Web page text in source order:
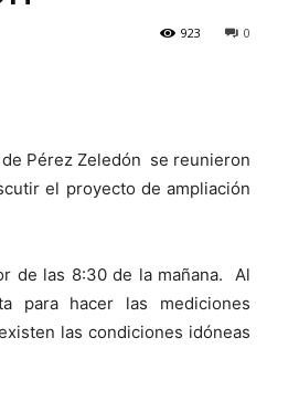
0
923
Pérez Zeledón se reunieron
el proyecto de ampliación
de las 8:30 de la mañana. Al
para hacer las mediciones
las condiciones idóneas